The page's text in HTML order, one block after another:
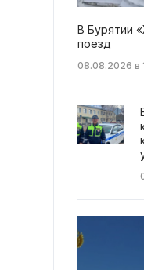
В Бурятии
поезд
08.08.2026 в